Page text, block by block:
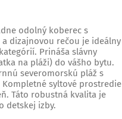
odolný koberec s
dizajnovou rečou je ideálny
Prináša slávny
na pláži) do vášho bytu.
severomorskú pláž s
syltové prostredie
Táto robustná kvalita je
detskej izby.